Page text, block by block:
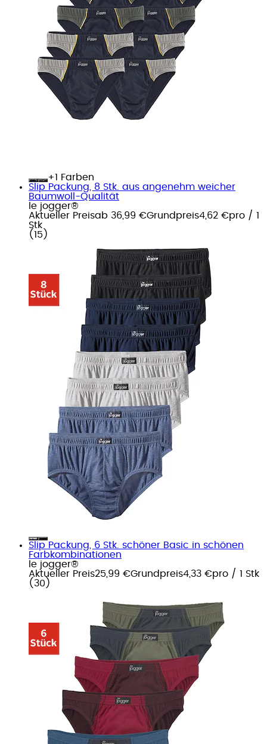
+
Farben
Slip Packung, 8 Stk. aus angenehm weicher
Baumwoll-Qualität
le jogger®
Aktueller Preisab 36,99 €Grundpreis4,62 €pro / 1
Stk
( 15 )
Slip Packung, 6 Stk. schöner Basic in schönen
Farbkombinationen
le jogger®
Aktueller Preis25,99 €Grundpreis4,33 €pro / 1 Stk
( 30 )